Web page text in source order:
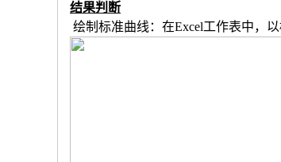
结果判断
绘制标准曲线：在Excel工作表中，